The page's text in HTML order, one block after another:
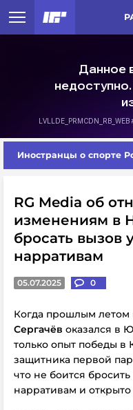
Иностранцы о спорте
RG Media об
изменениям в
бросать вызов
нарративам
05.07.2025 0
Когда прошлым летом
Сергачёв оказался в
только опыт победы в
защитника первой
что не боится
нарративам и